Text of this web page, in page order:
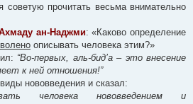
прочитать весьма внимательно
ан-Наджми: «Каково определение
описывать человека этим?»
“Во-первых, аль-бид’а – это внесение
к ней отношения!”
нововведения и сказал:
человека нововведением и